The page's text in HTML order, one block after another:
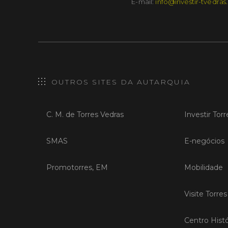
OUTROS SITES DA AUTARQUIA
C. M. de Torres Vedras
SMAS
Promotorres, EM
Investir
E-negócios
Mobilidade
Visite
Centro